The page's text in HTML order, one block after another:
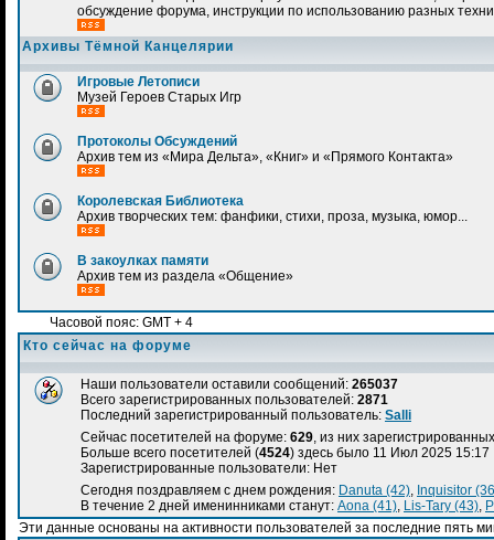
обсуждение форума, инструкции по использованию разных
Архивы Тёмной Канцелярии
Игровые Летописи
Музей Героев Старых Игр
Протоколы Обсуждений
Архив тем из «Мира Дельта», «Книг» и «Прямого Контакта»
Королевская Библиотека
Архив творческих тем: фанфики, стихи, проза, музыка, юмор...
В закоулках памяти
Архив тем из раздела «Общение»
Часовой пояс: GMT + 4
Кто сейчас на форуме
Наши пользователи оставили сообщений: 265037
Всего зарегистрированных пользователей: 2871
Последний зарегистрированный пользователь: Salli
Сейчас посетителей на форуме: 629 , из них
Больше всего посетителей (4524) здесь было 11 Июл 2025 15:17
Зарегистрированные пользователи: Нет
Сегодня поздравляем с днем рождения: Danuta (42) Inquisitor
В течение 2 дней именинниками станут: Aona (41) Lis-Tary (43)
Эти данные основаны на активности пользователей за последние пять